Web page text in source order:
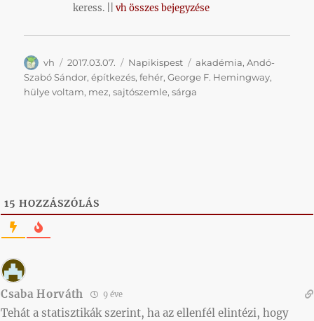
keress. ||vh összes bejegyzése
Szerző
vh Közzétéve
2017.03.07. Kategória
Napikispest Címke
akadémia,Andó-
Szabó Sándor,építkezés,fehér,George F. Hemingway,
hülye voltam, mez,sajtószemle,sárga
15 HOZZÁSZÓLÁS
Csaba Horváth 9 éve
Tehát a statisztikák szerint, ha az ellenfél elintézi, hogy